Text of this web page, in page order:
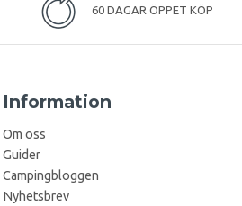
60 DAGAR ÖPPET KÖP
Information
Om oss
Guider
Campingbloggen
Nyhetsbrev